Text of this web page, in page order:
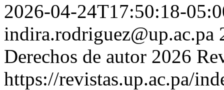
2026-04-24T17:50:18-
indira.rodriguez@up.ac.pa
Derechos de autor 2026
https://revistas.up.ac.pa/